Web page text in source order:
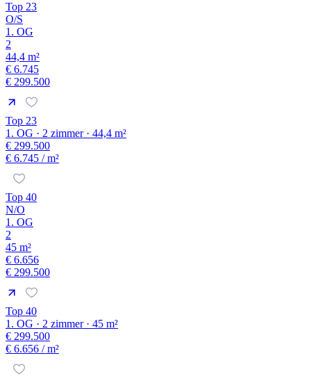
Top 23
O/S
1. OG
2
44,4 m²
€ 6.745
€ 299.500
Top 23
1. OG · 2 zimmer · 44,4 m²
€ 299.500
€ 6.745 / m²
Top 40
N/O
1. OG
2
45 m²
€ 6.656
€ 299.500
Top 40
1. OG · 2 zimmer · 45 m²
€ 299.500
€ 6.656 / m²